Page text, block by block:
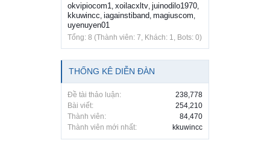
okvipiocom1 xoilacxltv juinodilo1970
kkuwincc iagainstiband magiuscom
uyenuyen01
Tổng: 8 (Thành viên: 7, Khách: 1, Bots: 0)
THỐNG KÊ DIỄN ĐÀN
Đề tài thảo luận:
238,778
Bài viết:
254,210
Thành viên:
84,470
Thành viên mới nhất:
kkuwincc